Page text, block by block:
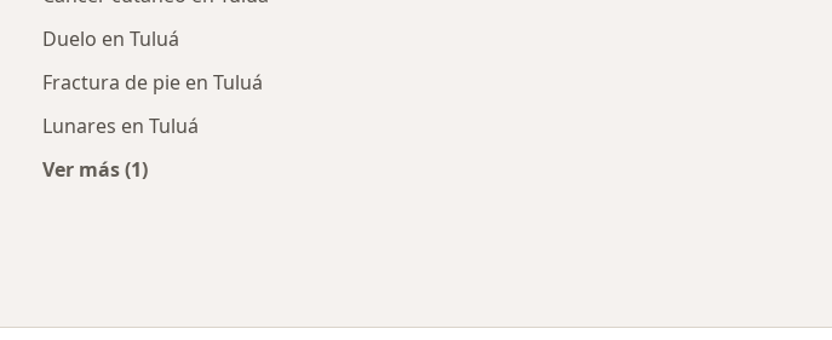
Duelo en Tuluá
Fractura de pie en Tuluá
Lunares en Tuluá
Ver más (1)